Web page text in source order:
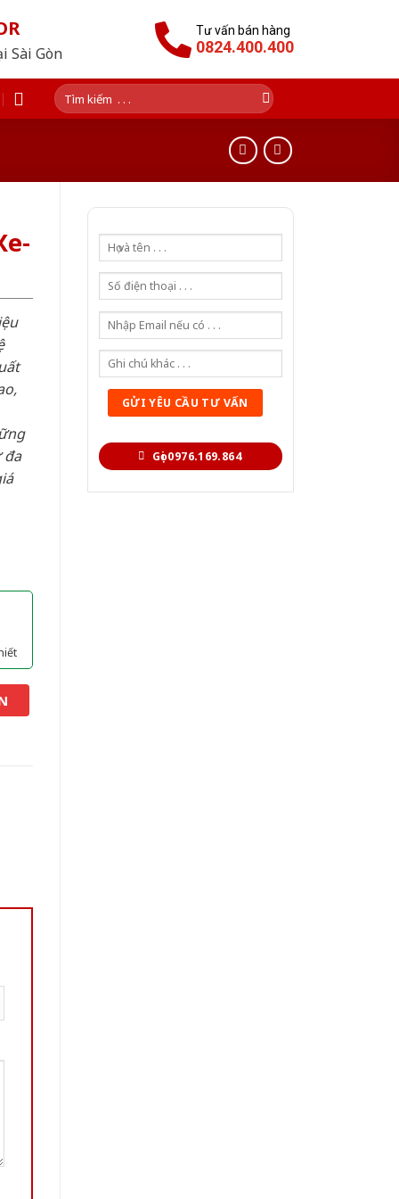
Sài Gòn
Tư vấn bán hàng
0824.400.400
Tìm
kiếm:
Gọi 0976.169.864
đa